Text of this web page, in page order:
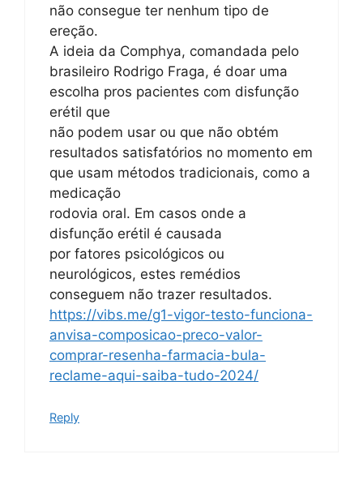
não consegue ter nenhum tipo de
ereção.
A ideia da Comphya, comandada pelo
brasileiro Rodrigo Fraga, é doar uma
escolha pros pacientes com disfunção
erétil que
não podem usar ou que não obtém
resultados satisfatórios no momento em
que usam métodos tradicionais, como a
medicação
rodovia oral. Em casos onde a
disfunção erétil é causada
por fatores psicológicos ou
neurológicos, estes remédios
conseguem não trazer resultados.
https://vibs.me/g1-vigor-testo-funciona-
anvisa-composicao-preco-valor-
comprar-resenha-farmacia-bula-
reclame-aqui-saiba-tudo-2024/
Reply